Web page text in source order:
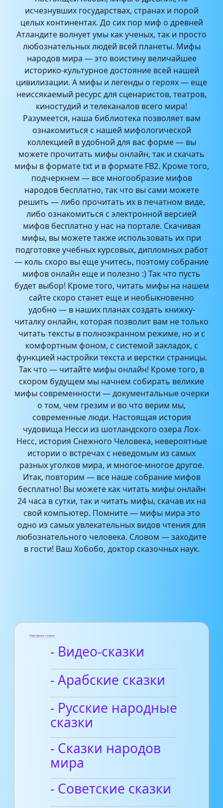
исчезнувших государствах, странах и порой
целых континентах. До сих пор миф о древней
Атландите волнует умы как ученых, так и просто
любознательных людей всей планеты. Мифы
народов мира — это воистину величайшее
историко-культурное достояние всей нашей
цивилизации. А мифы и легенды о героях — еще
неиссякаемый ресурс для сценаристов, театров,
киностудий и телеканалов всего мира!
Разумеется, наша библиотека позволяет вам
ознакомиться с нашей мифологической
коллекцией в удобной для вас форме — вы
можете прочитать мифы онлайн, так и скачать
мифы в формате txt и в формате FB2. Кроме того,
подчеркнем — все многообразие мифов
народов бесплатно, так что вы сами можете
решить — либо прочитать их в печатном виде,
либо ознакомиться с электронной версией
мифов бесплатно у нас на портале. Скачивая
мифы, вы можете также использовать их при
подготовке учебных курсовых, дипломных работ
— коль скоро вы еще учитесь, поэтому собрание
мифов онлайн еще и полезно :) Так что пусть
будет выбор! Кроме того, читать мифы на нашем
сайте скоро станет еще и необыкновенно
удобно — в наших планах создать книжку-
читалку онлайн, которая позволит вам не только
читать тексты в полноэкранном режиме, но и с
комфортным фоном, с системой закладок, с
функцией настройки текста и верстки страницы.
Так что — читайте мифы онлайн! Кроме того, в
скором будущем мы начнем собирать великие
мифы современности — документальные очерки
о том, чем грезим и во что верим мы,
современные люди. Настоящая история
чудовища Несси из шотландского озера Лох-
Несс, история Снежного Человека, невероятные
истории о встречах с неведомым из самых
разных уголков мира, и многое-многое другое.
Итак, повторим — все наше собрание мифов
бесплатно! Вы можете как читать мифы онлайн
24 часа в сутки, так и читать мифы, скачав их на
свой компьютер. Помните — мифы мира это
одно из самых увлекательных видов чтения для
любознательного человека. Словом — заходите
в гости! Ваш Хобобо, доктор сказочных наук.
Народные сказки
- Видео-сказки
- Арабские сказки
- Русские народные
сказки
- Сказки народов
мира
- Советские сказки